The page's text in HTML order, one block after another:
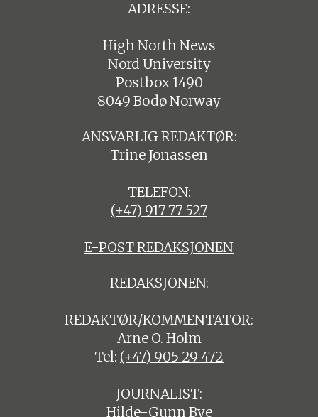
ADRESSE:
High North News
Nord University
Postbox 1490
8049 Bodø Norway
ANSVARLIG REDAKTØR:
Trine Jonassen
TELEFON:
(+47) 917 77 527
E-POST REDAKSJONEN
REDAKSJONEN:
REDAKTØR/KOMMENTATOR:
Arne O. Holm
Tel: (+47) 905 29 472
JOURNALIST:
Hilde-Gunn Bye